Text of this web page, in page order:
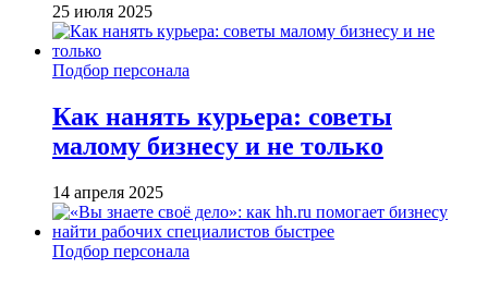
25 июля 2025
Подбор персонала
Как нанять курьера: советы
малому бизнесу и не только
14 апреля 2025
Подбор персонала